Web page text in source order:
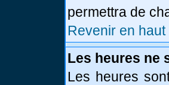
permettra de
Revenir en haut
Les heures ne
Les heures